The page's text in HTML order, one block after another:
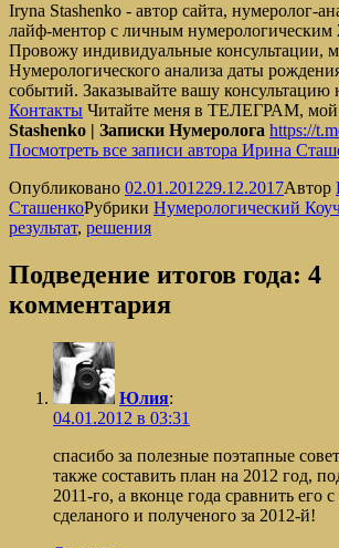
Iryna Stashenko - автор сайта, нумеролог-
лайф-ментор с личным
Провожу индивидуальные консультации,
Нумерологического анализа даты
событий. Заказывайте вашу консультацию
Контакты Читайте меня в ТЕЛЕГРАМ, мой
Stashenko | Записки Нумеролога https://
Посмотреть все записи автора Ирина
Опубликовано 02.01.201229.12.2017Автор
СташенкоРубрики Нумерологический
результат, решения
Подведение итогов года: 4
комментария
Юлия:
04.01.2012 в 03:31
спасибо за полезные поэтапные
также составить план на 2012 год,
2011-го, а вконце года сравнить его
сделаного и полученого за 2012-й!